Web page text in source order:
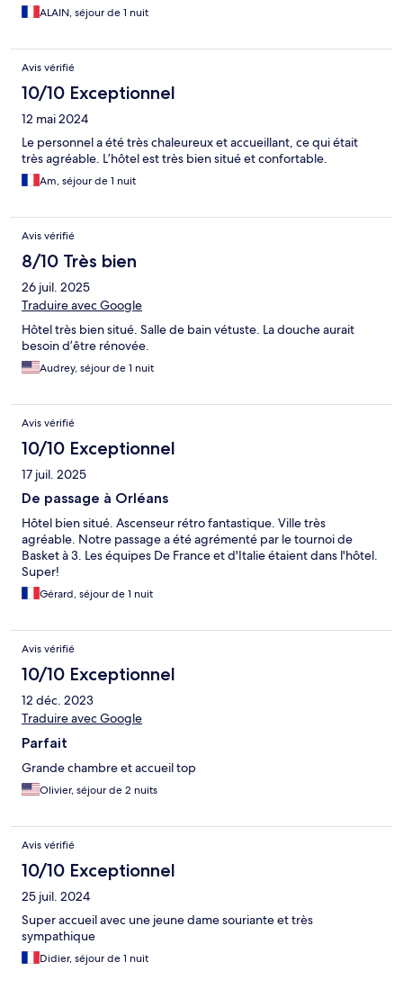
ALAIN, séjour de 1 nuit
Avis vérifié
10/10 Exceptionnel
12 mai 2024
Le personnel a été très chaleureux et accueillant, ce qui était
très agréable. L’hôtel est très bien situé et confortable.
Am, séjour de 1 nuit
Avis vérifié
8/10 Très bien
26 juil. 2025
Traduire avec Google
Hôtel très bien situé. Salle de bain vétuste. La douche aurait
besoin d’être rénovée.
Audrey, séjour de 1 nuit
Avis vérifié
10/10 Exceptionnel
17 juil. 2025
De passage à Orléans
Hôtel bien situé. Ascenseur rétro fantastique. Ville très
agréable. Notre passage a été agrémenté par le tournoi de
Basket à 3. Les équipes De France et d'Italie étaient dans l'hôtel.
Super!
Gérard, séjour de 1 nuit
Avis vérifié
10/10 Exceptionnel
12 déc. 2023
Traduire avec Google
Parfait
Grande chambre et accueil top
Olivier, séjour de 2 nuits
Avis vérifié
10/10 Exceptionnel
25 juil. 2024
Super accueil avec une jeune dame souriante et très
sympathique
Didier, séjour de 1 nuit